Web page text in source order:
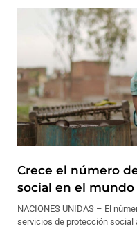
Crece el número
social en el mundo
NACIONES UNIDAS – El
servicios de protección social